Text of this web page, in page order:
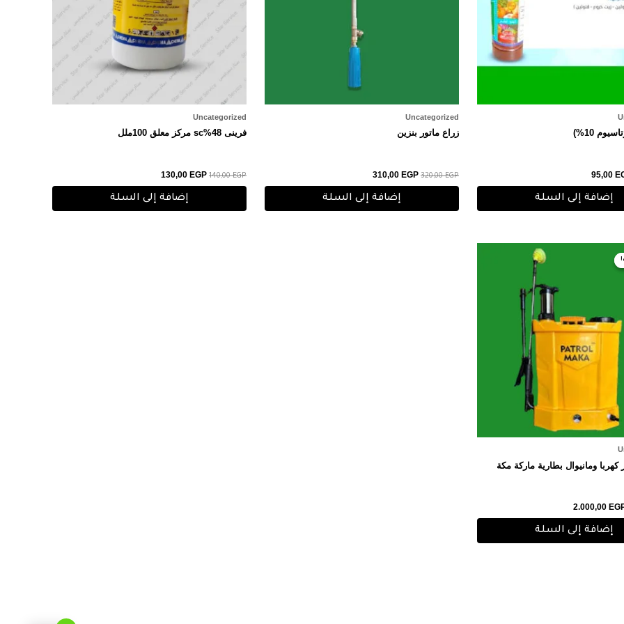
10%)
95,00
إضافة إلى السلة
Uncategorized
زراع ماتور بنزين
320,00EGP
310,00 EGP
إضافة إلى السلة
Uncategorized
فرينى 48%sc مركز معلق 100ملل
140,00EGP
130,00 EGP
إضافة إلى السلة
2.000,00
السعر
إضافة إلى السلة